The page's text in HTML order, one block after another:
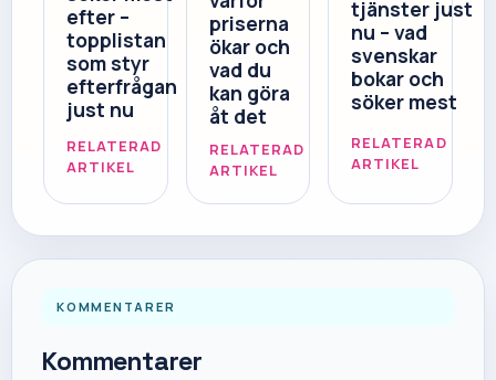
efter –
topplistan
som styr
efterfrågan
just nu
RELATERAD
ARTIKEL
priserna
ökar och
vad du
kan göra
åt det
RELATERAD
ARTIKEL
tjänster just
nu – vad
svenskar
bokar och
söker mest
RELATERAD
ARTIKEL
KOMMENTARER
Kommentarer